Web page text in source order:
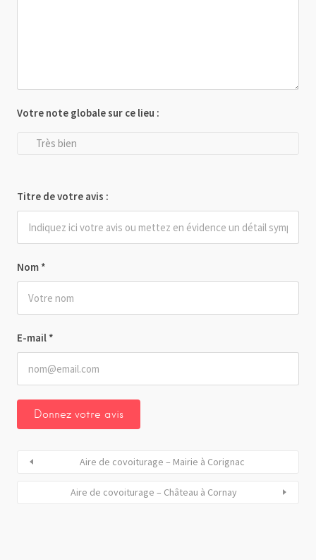
Nom *
E-mail *
Votre note globale sur ce lieu :
Très bien
Titre de votre avis :
Aire de covoiturage – Mairie à Corignac
Aire de covoiturage – Château à Cornay